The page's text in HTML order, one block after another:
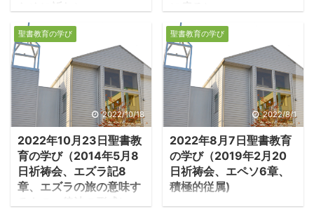
１．イエスをキリスト
と告白できない人々 ・
ヨハネの教会では、グノ
ーシスと呼ばれる、異な
る信仰を持つ人々が、教
会を割って出て行った。
彼らはナザレのイエスが
「救い主キリスト」であ
ることを認めなかった。
彼らは言う「イエスがバ
プテスマを受けた時に神
１．主の栄光が神殿に
戻る ・エゼキエル43章
は、再建された神殿に
「主の栄光」が戻る幻が
描かれる。先にエゼキエ
ルは主の栄光が神殿から
出ていく幻を見た。人々
の悪が極限に達し、主が
エルサレムを捨てられた
のだ。 －エゼキエル
10:18-19「主の栄光は神
聖書教育の学び
2022/10/18
2022年10月23日聖書教
育の学び（2014年5月8
日祈祷会、エズラ記8
章、エズラの旅の意味す
聖書教育の学び
2022/8/1
2022年8月7日聖書教育
の学び（2019年2月20
日祈祷会、エペソ6章、
積極的従属)